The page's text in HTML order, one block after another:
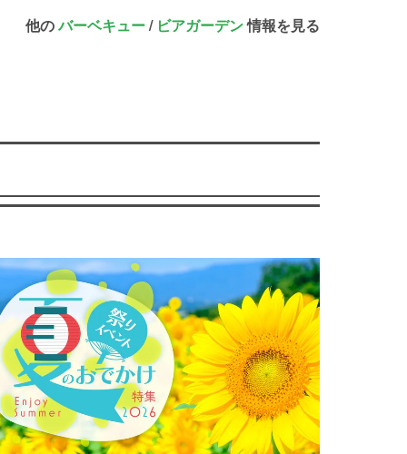
他のバーベキュー/ ビアガーデン情報を見る